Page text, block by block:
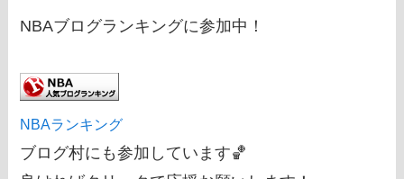
NBAブログランキングに参加中！
NBAランキング
ブログ村にも参加しています🏀